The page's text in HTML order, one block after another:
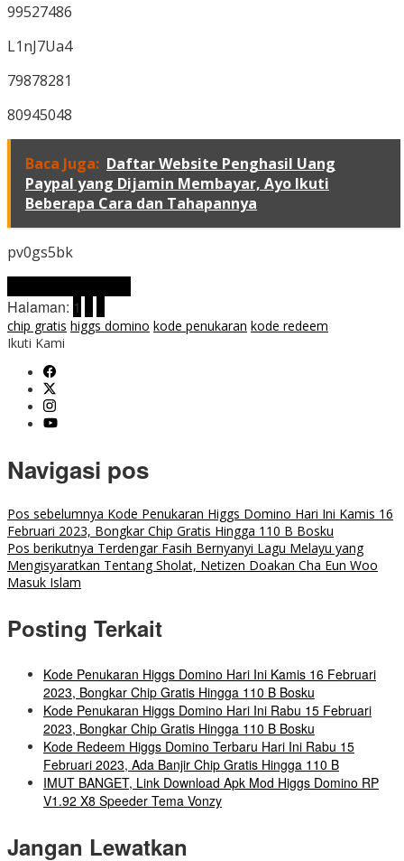
99527486
L1nJ7Ua4
79878281
80945048
Baca Juga: Daftar Website Penghasil Uang
Paypal yang Dijamin Membayar, Ayo Ikuti
Beberapa Cara dan Tahapannya
pv0gs5bk
Halaman: 1
chip gratis higgs domino kode penukaran kode redeem
Ikuti Kami
Navigasi pos
Pos sebelumnya Kode Penukaran Higgs Domino Hari Ini Kamis 16
Februari 2023, Bongkar Chip Gratis Hingga 110 B Bosku
Pos berikutnya Terdengar Fasih Bernyanyi Lagu Melayu yang
Mengisyaratkan Tentang Sholat, Netizen Doakan Cha Eun Woo
Masuk Islam
Posting Terkait
Kode Penukaran Higgs Domino Hari Ini Kamis 16 Februari
2023, Bongkar Chip Gratis Hingga 110 B Bosku
Kode Penukaran Higgs Domino Hari Ini Rabu 15 Februari
2023, Bongkar Chip Gratis Hingga 110 B Bosku
Kode Redeem Higgs Domino Terbaru Hari Ini Rabu 15
Februari 2023, Ada Banjir Chip Gratis Hingga 110 B
IMUT BANGET, Link Download Apk Mod Higgs Domino RP
V1.92 X8 Speeder Tema Vonzy
Jangan Lewatkan